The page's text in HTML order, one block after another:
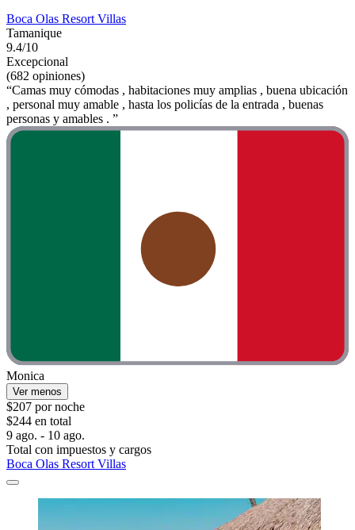
Boca Olas Resort Villas
Tamanique
9.4/10
Excepcional
(682 opiniones)
“Camas muy cómodas , habitaciones muy amplias , buena ubicación
, personal muy amable , hasta los policías de la entrada , buenas
personas y amables . ”
Monica
Ver menos
$207 por noche
$244 en total
9 ago. - 10 ago.
Total con impuestos y cargos
Boca Olas Resort Villas